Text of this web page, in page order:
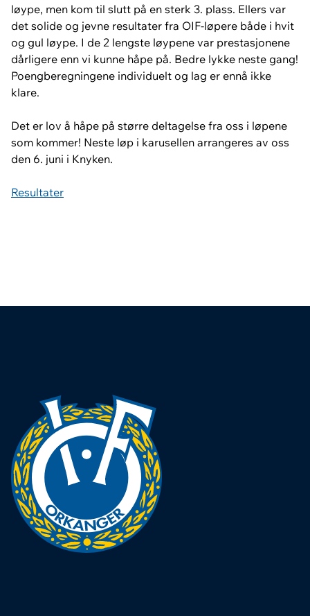
løype, men kom til slutt på en sterk 3. plass. Ellers var
det solide og jevne resultater fra OIF-løpere både i hvit
og gul løype. I de 2 lengste løypene var prestasjonene
dårligere enn vi kunne håpe på. Bedre lykke neste gang!
Poengberegningene individuelt og lag er ennå ikke
klare.
Det er lov å håpe på større deltagelse fra oss i løpene
som kommer! Neste løp i karusellen arrangeres av oss
den 6. juni i Knyken.
Resultater